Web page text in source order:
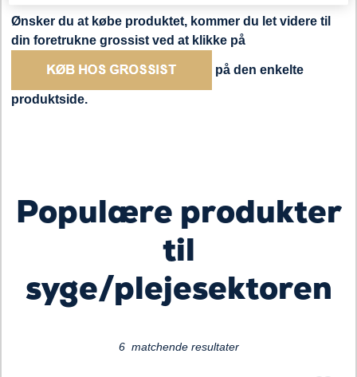
Ønsker du at købe produktet, kommer du let videre til
din foretrukne grossist ved at klikke på
på den enkelte
produktside.
Populære produkter
til
syge/plejesektoren
6 matchende resultater
Loading...